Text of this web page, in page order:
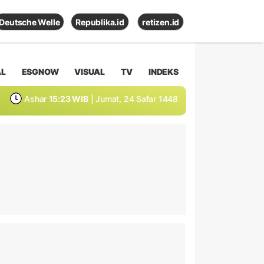
Deutsche Welle Republika.id retizen.id
ESGNOW VISUAL TV INDEKS
Ashar 15:23 WIB | Jumat, 24 Safar 1448